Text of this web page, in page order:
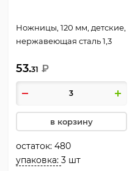
Ножницы, 120 мм, детские,
нержавеющая сталь 1,3
европодвес, StartSchool,
Панда, КОКОС, 262053
53.31 ₽
в корзину
остаток:480
упаковка:3 шт